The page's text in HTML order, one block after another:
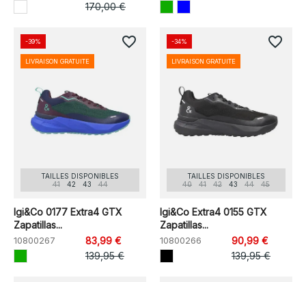
170,00 €
TAILLES DISPONIBLES
41
42 43 44
Igi&Co 0177 Extra4 GTX
Zapatillas...
10800267
83,99 €
139,95 €
-39%
LIVRAISON GRATUITE
favorite_border
TAILLES DISPONIBLES
40
41 42 43 44 45
Igi&Co Extra4 0155 GTX
Zapatillas...
10800266
90,99 €
139,95 €
-34%
LIVRAISON GRATUITE
favorite_border